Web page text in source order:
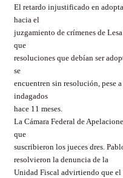
El retardo injustificado en
hacia el
juzgamiento de crímenes de
que
resoluciones que debían ser
se
encuentren sin resolución, pese
indagados
hace 11 meses.
La Cámara Federal de
que
suscribieron los jueces dres.
resolvieron la denuncia de la
Unidad Fiscal advirtiendo que